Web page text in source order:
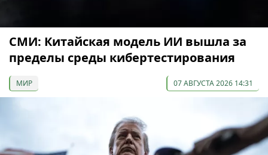
СМИ: Китайская модель ИИ вышла за
пределы среды кибертестирования
МИР 07 АВГУСТА 2026 14:31